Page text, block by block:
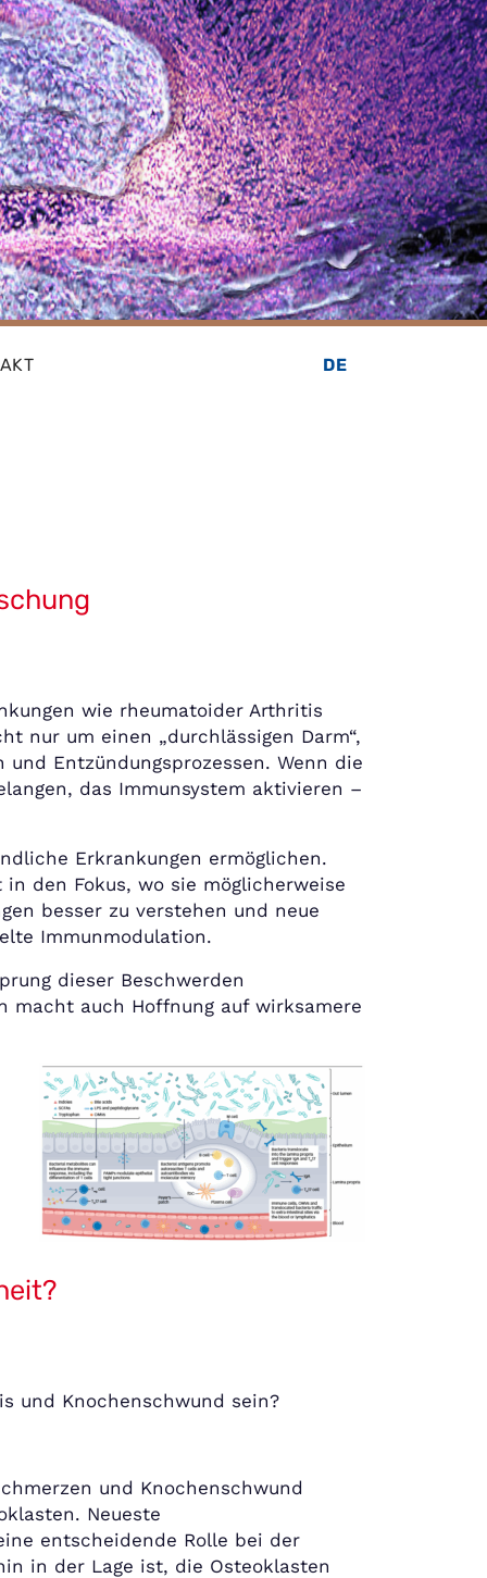
DE
wie rheumatoider Arthritis
nur um einen „durchlässigen Darm“,
Entzündungsprozessen. Wenn die
das Immunsystem aktivieren –
Erkrankungen ermöglichen.
den Fokus, wo sie möglicherweise
besser zu verstehen und neue
Immunmodulation.
dieser Beschwerden
macht auch Hoffnung auf wirksamere
und Knochenschwund sein?
und Knochenschwund
Neueste
entscheidende Rolle bei der
in der Lage ist, die Osteoklasten